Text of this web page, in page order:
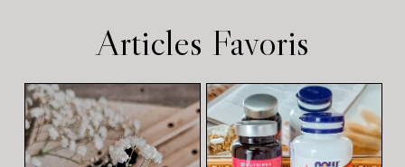
Articles Favoris